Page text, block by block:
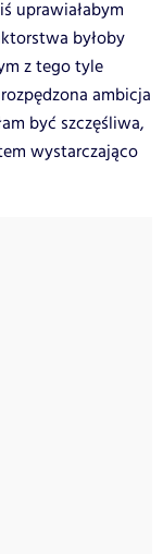
uprawiałabym
byłoby
z tego tyle
ambicja
być szczęśliwa,
wystarczająco